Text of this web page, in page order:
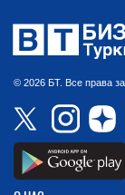
© 2026 БТ. Все права